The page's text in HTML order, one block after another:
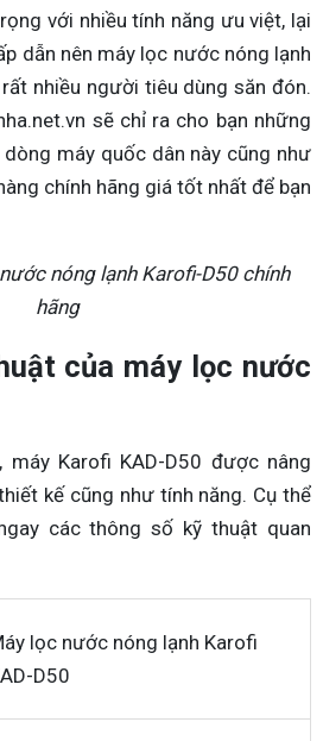
với nhiều tính năng ưu việt, lại
dẫn nên máy lọc nước nóng lạnh
nhiều người tiêu dùng săn đón.
sẽ chỉ ra cho bạn những
máy quốc dân này cũng như
chính hãng giá tốt nhất để bạn
nóng lạnh Karofi-D50 chính
hãng
của máy lọc nước
máy Karofi KAD-D50 được nâng
kế cũng như tính năng. Cụ thể
các thông số kỹ thuật quan
lọc nước nóng lạnh Karofi
D50